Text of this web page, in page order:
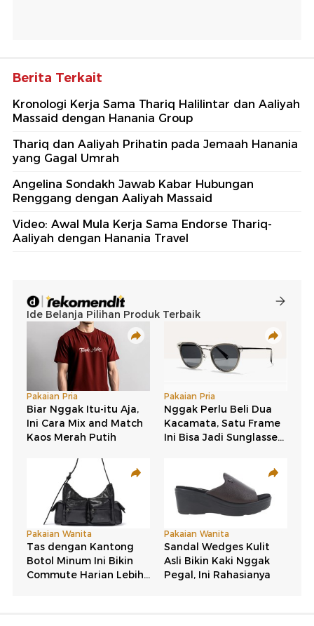
Berita Terkait
Kronologi Kerja Sama Thariq Halilintar dan Aaliyah
Massaid dengan Hanania Group
Thariq dan Aaliyah Prihatin pada Jemaah Hanania
yang Gagal Umrah
Angelina Sondakh Jawab Kabar Hubungan
Renggang dengan Aaliyah Massaid
Video: Awal Mula Kerja Sama Endorse Thariq-
Aaliyah dengan Hanania Travel